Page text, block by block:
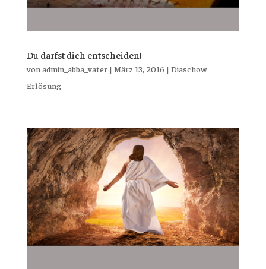
Du darfst dich entscheiden!
von admin_abba_vater| März 13, 2016 | Diaschow
Erlösung